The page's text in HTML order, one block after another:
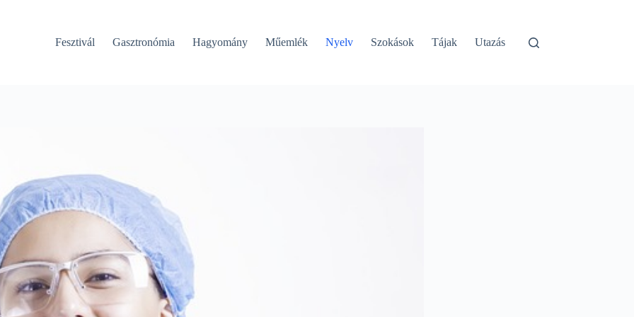
Fesztivál Gasztronómia Hagyomány Műemlék Nyelv Szokások Tájak Utazás